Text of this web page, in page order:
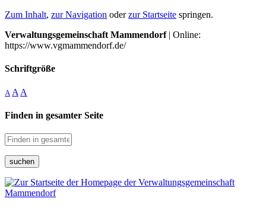
Zum Inhalt, zur Navigation oderzur Startseite springen.
Verwaltungsgemeinschaft Mammendorf| Online:
https://www.vgmammendorf.de/
Schriftgröße
A A A
Finden in gesamter Seite
suchen